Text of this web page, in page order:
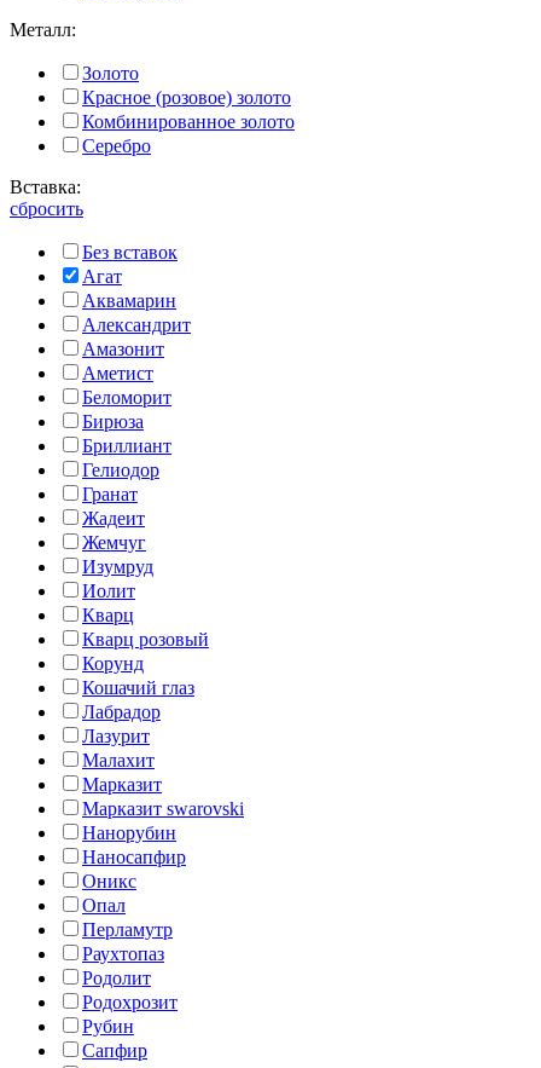
Металл:
Золото
Красное (розовое) золото
Комбинированное золото
Серебро
Вставка:
сбросить
Без вставок
Агат
Аквамарин
Александрит
Амазонит
Аметист
Беломорит
Бирюза
Бриллиант
Гелиодор
Гранат
Жадеит
Жемчуг
Изумруд
Иолит
Кварц
Кварц розовый
Корунд
Кошачий глаз
Лабрадор
Лазурит
Малахит
Марказит
Марказит swarovski
Нанорубин
Наносапфир
Оникс
Опал
Перламутр
Раухтопаз
Родолит
Родохрозит
Рубин
Сапфир